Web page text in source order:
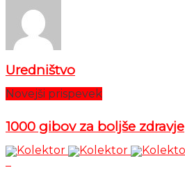
Uredništvo
Novejši prispevek
1000 gibov za boljše zdravje